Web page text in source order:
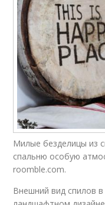
Милые безделицы из
спальню особую
roomble.com.
Внешний вид спилов